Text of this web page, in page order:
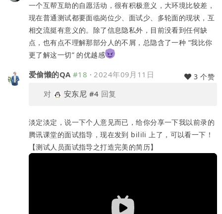
一个互帮互助的自愿活动，很有积极意义，大环境比较差，
现在普通测试都要面临岗位少、面试少、多轮面的现状，互
相交流挺有意义的。除了信息隐私外，目前没看到任何缺
点，也有点不理解那部分人的不屑，总隐含了一种 “我比你
更了解这一切” 的优越感
爱偷懒的QA #18 ·2024年09月11日 3 个赞
对 安东尼 #4 回复
淡定淡定，说一下个人意见而已，给你分享一下我以前录的
腾讯课堂的面试指导，现在发到 bilili 上了，可以看一下！
【测试人员面试指导之打造完美的简历】